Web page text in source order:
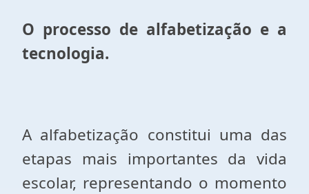
O processo de alfabetização e a
tecnologia.
A alfabetização constitui uma das
etapas mais importantes da vida
escolar, representando o momento